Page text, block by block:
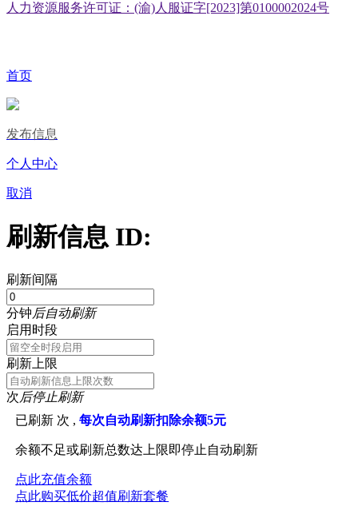
人力资源服务许可证：(渝)人服证字[2023]第0100002024号
首页
发布信息
个人中心
取消
刷新信息 ID:
刷新间隔
分钟后自动刷新
启用时段
刷新上限
次后停止刷新
已刷新 次 ,每次自动刷新扣除余额5元
余额不足或刷新总数达上限即停止自动刷新
点此充值余额
点此购买低价超值刷新套餐